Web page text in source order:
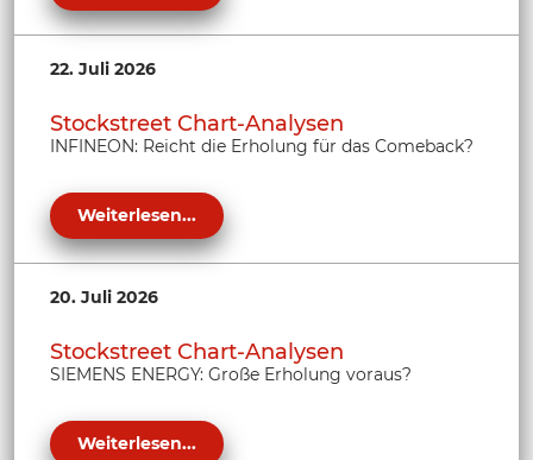
22. Juli 2026
Stockstreet Chart-Analysen
INFINEON: Reicht die Erholung für das Comeback?
Weiterlesen...
20. Juli 2026
Stockstreet Chart-Analysen
SIEMENS ENERGY: Große Erholung voraus?
Weiterlesen...